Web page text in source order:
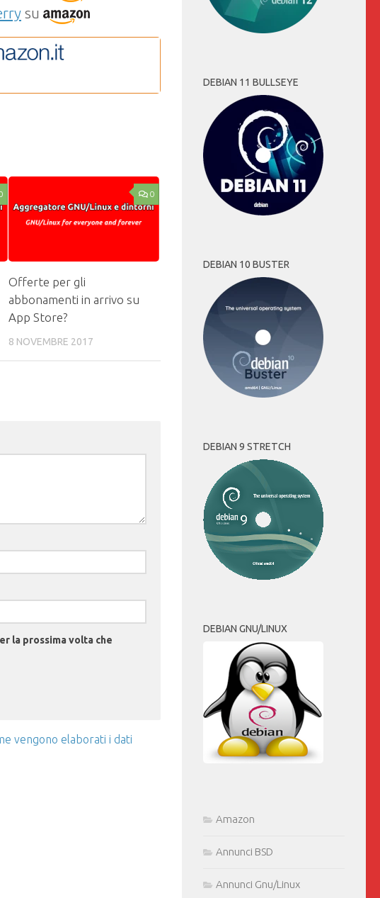
su
0
Offerte per gli
abbonamenti in arrivo su
App Store?
8 NOVEMBRE 2017
la prossima volta che
vengono elaborati i dati
DEBIAN 11 BULLSEYE
DEBIAN 10 BUSTER
DEBIAN 9 STRETCH
DEBIAN GNU/LINUX
Amazon
Annunci BSD
Annunci Gnu/Linux